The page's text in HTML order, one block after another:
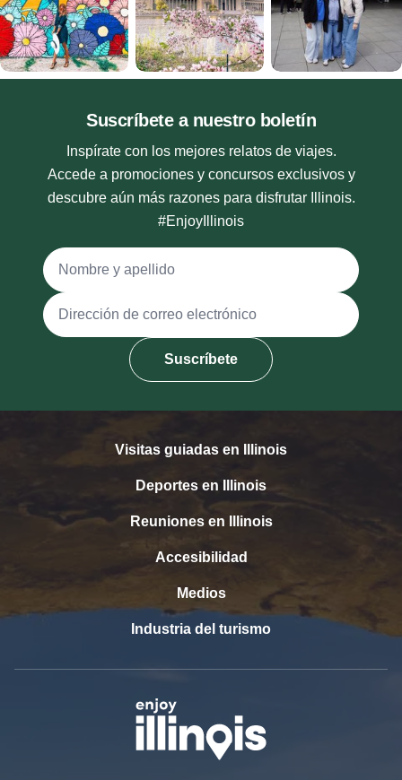
Suscríbete a nuestro boletín
Inspírate con los mejores relatos de viajes.
Accede a promociones y concursos exclusivos y
descubre aún más razones para disfrutar Illinois.
#EnjoyIllinois
Nombre y apellido
Dirección de correo electrónico
Suscríbete
Visitas guiadas en Illinois
Deportes en Illinois
Reuniones en Illinois
Accesibilidad
Medios
Industria del turismo